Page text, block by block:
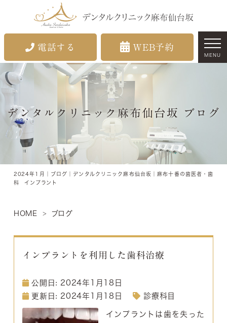
2024年1月｜ブログ｜デンタルクリニック麻布仙台坂｜麻布十番の歯医者・歯
科 インプラント
電話する WEB予約
MENU
デンタルクリニック麻布仙台坂 ブログ
HOME ブログ
インプラントを利用した歯科治療
2024年1月18日
2024年1月18日
診療科目
インプラントは歯を失った